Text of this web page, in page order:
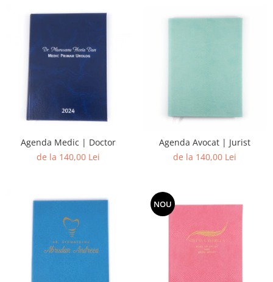
Agenda Medic | Doctor
de la 140,00 Lei
Agenda Avocat | Jurist
de la 140,00 Lei
NOU